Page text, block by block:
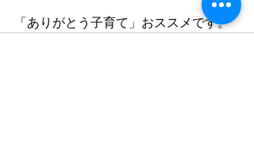
「ありがとう子育て」おススメです。